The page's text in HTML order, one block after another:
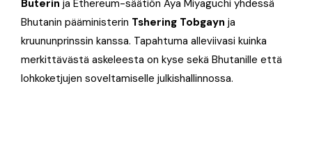
Buterin ja Ethereum-säätiön Aya Miyaguchi yhdessä
Bhutanin pääministerin Tshering Tobgayn ja
kruununprinssin kanssa. Tapahtuma alleviivasi kuinka
merkittävästä askeleesta on kyse sekä Bhutanille että
lohkoketjujen soveltamiselle julkishallinnossa.